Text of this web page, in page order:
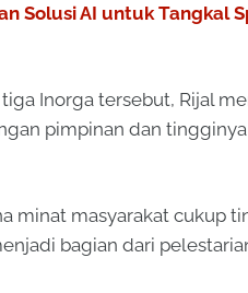
Solusi AI untuk Tangkal
Inorga tersebut, Rijal
pimpinan dan
minat masyarakat cukup
bagian dari